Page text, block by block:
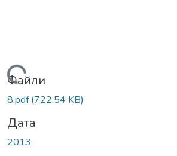
Файли
8.pdf(722.54 KB)
Дата
2013